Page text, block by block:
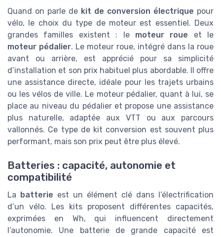
Quand on parle de kit de conversion électrique pour
vélo, le choix du type de moteur est essentiel. Deux
grandes familles existent : le moteur roue et le
moteur pédalier. Le moteur roue, intégré dans la roue
avant ou arrière, est apprécié pour sa simplicité
d’installation et son prix habituel plus abordable. Il offre
une assistance directe, idéale pour les trajets urbains
ou les vélos de ville. Le moteur pédalier, quant à lui, se
place au niveau du pédalier et propose une assistance
plus naturelle, adaptée aux VTT ou aux parcours
vallonnés. Ce type de kit conversion est souvent plus
performant, mais son prix peut être plus élevé.
Batteries : capacité, autonomie et
compatibilité
La batterie est un élément clé dans l’électrification
d’un vélo. Les kits proposent différentes capacités,
exprimées en Wh, qui influencent directement
l’autonomie. Une batterie de grande capacité est